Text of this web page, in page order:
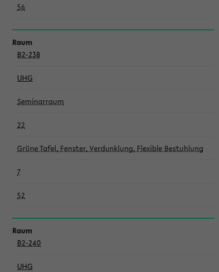
56
B2-238
UHG
Seminarraum
22
Grüne Tafel, Fenster, Verdunklung, Flexible Bestuhlung
7
52
B2-240
UHG